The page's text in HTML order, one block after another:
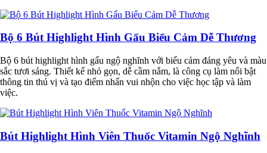
Bộ 6 Bút Highlight Hình Gấu Biểu Cảm Dễ Thương
Bộ 6 bút highlight hình gấu ngộ nghĩnh với biểu cảm đáng yêu và màu
sắc tươi sáng. Thiết kế nhỏ gọn, dễ cầm nắm, là công cụ làm nổi bật
thông tin thú vị và tạo điểm nhấn vui nhộn cho việc học tập và làm
việc.
Bút Highlight Hình Viên Thuốc Vitamin Ngộ Nghĩnh